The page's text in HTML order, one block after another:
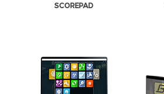
SCOREPAD